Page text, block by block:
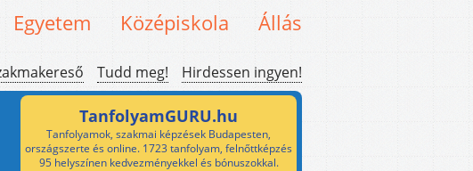
Egyetem Középiskola Állás
Tudd meg! Hirdessen ingyen!
TanfolyamGURU.hu
Tanfolyamok, szakmai képzések Budapesten,
országszerte és online. 1723 tanfolyam, felnőttképzés
95 helyszínen kedvezményekkel és bónuszokkal.